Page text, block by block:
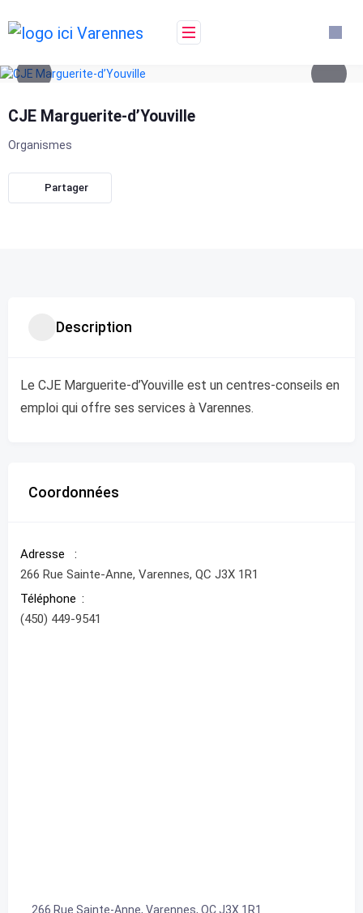
to
content
CJE Marguerite-d’Youville
Organismes
Partager
Description
Le CJE Marguerite-d’Youville est un centres-conseils en
emploi qui offre ses services à Varennes.
Coordonnées
Adresse
266 Rue Sainte-Anne, Varennes, QC J3X 1R1
Téléphone
(450) 449-9541
266 Rue Sainte-Anne, Varennes, QC J3X 1R1